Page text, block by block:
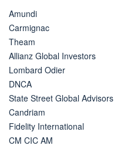
Amundi
Carmignac
Theam
Allianz Global Investors
Lombard Odier
DNCA
State Street Global Advisors
Candriam
Fidelity International
CM CIC AM